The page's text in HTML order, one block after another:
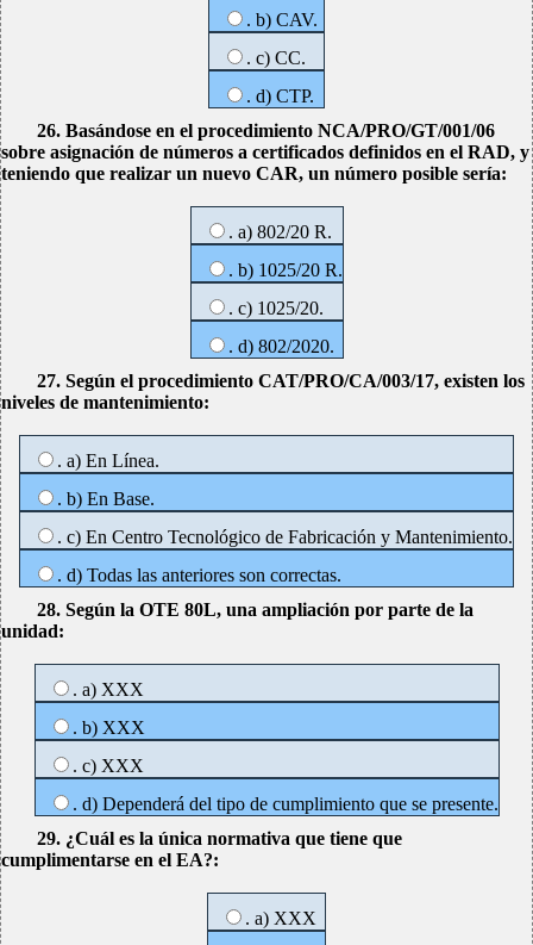
. b) CAV.
. c) CC.
. d) CTP.
26. Basándose en el procedimiento NCA/PRO/GT/001/06
sobre asignación de números a certificados definidos en el RAD, y
teniendo que realizar un nuevo CAR, un número posible sería:
. a) 802/20 R.
. b) 1025/20 R.
. c) 1025/20.
. d) 802/2020.
27. Según el procedimiento CAT/PRO/CA/003/17, existen los
niveles de mantenimiento:
. a) En Línea.
. b) En Base.
. c) En Centro Tecnológico de Fabricación y Mantenimiento.
. d) Todas las anteriores son correctas.
28. Según la OTE 80L, una ampliación por parte de la
unidad:
. a) XXX
. b) XXX
. c) XXX
. d) Dependerá del tipo de cumplimiento que se presente.
29. ¿Cuál es la única normativa que tiene que
cumplimentarse en el EA?:
. a) XXX